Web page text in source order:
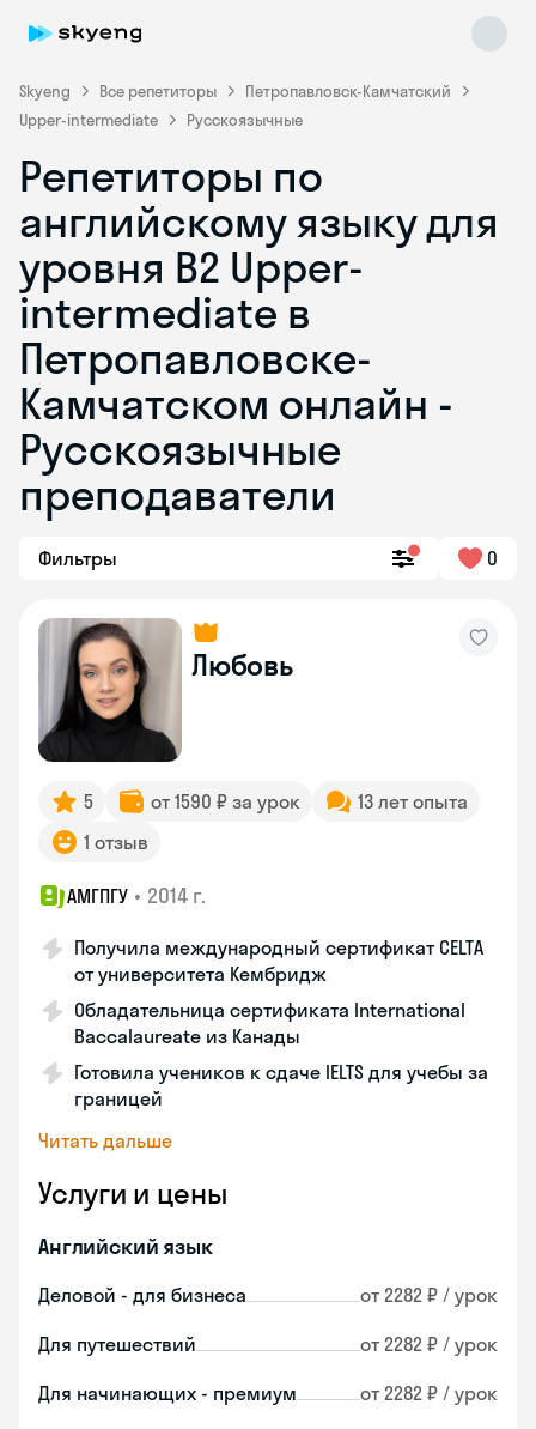
Skyeng Все репетиторы
Петропавловск-Камчатский
Upper-intermediate
Русскоязычные
Репетиторы по
английскому языку для
уровня B2 Upper-
intermediate в
Петропавловске-
Камчатском онлайн -
Русскоязычные
преподаватели
Фильтры 0
Любовь
5 от 1590 ₽ за урок
13 лет опыта
1 отзыв
АМГПГУ • 2014 г.
Получила международный сертификат CELTA
от университета Кембридж
Обладательница сертификата International
Baccalaureate из Канады
Готовила учеников к сдаче IELTS для учебы за
границей
Читать дальше
Услуги и цены
Английский язык
Деловой - для бизнеса от 2282 ₽ / урок
Для путешествий от 2282 ₽ / урок
Для начинающих - премиум от 2282 ₽ / урок
Skyeng Chat